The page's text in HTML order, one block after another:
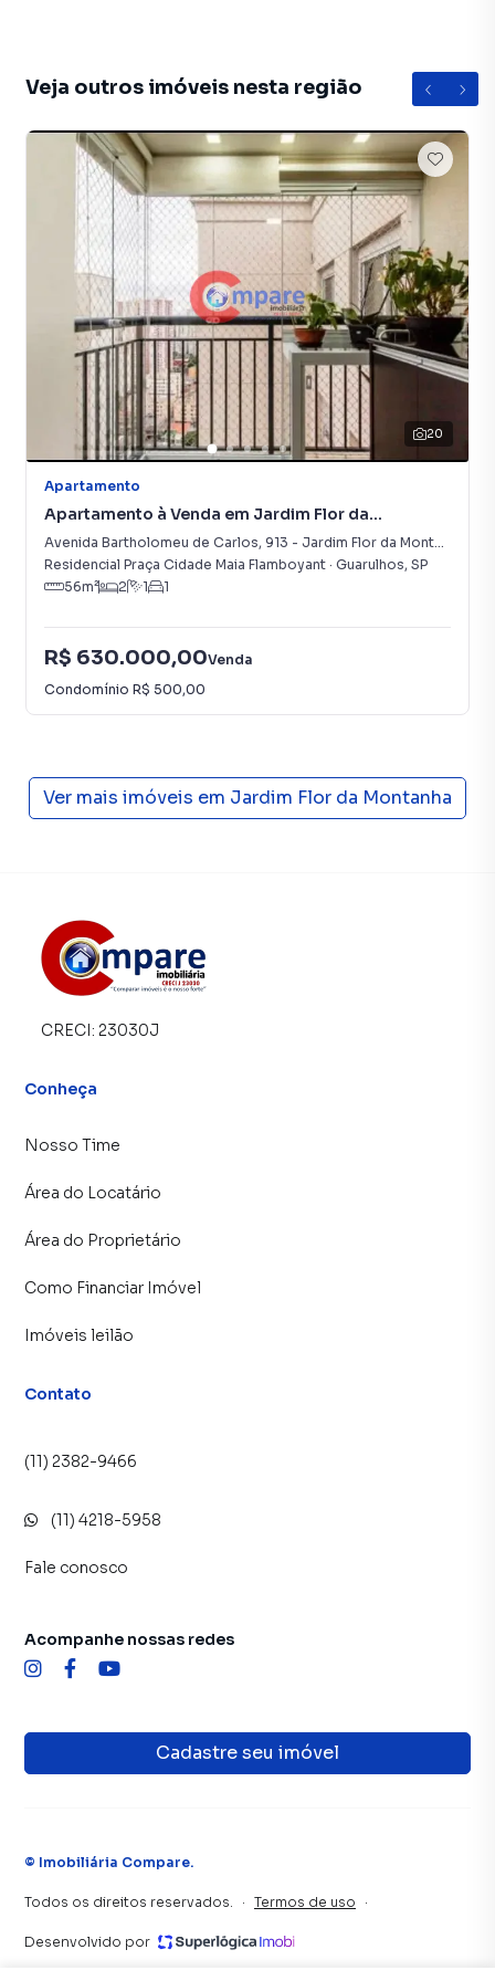
seu imóvel muito mais rápido do que em imobiliárias
tradicionais. Já vendemos e locamos diversos imóveis em
Isso porque temos uma equipe de marketing digital focada
em produzir campanhas específicas para Guarulhos, o que
aumenta muito o número de contatos interessados e
tendo como consequência uma maior chance de vender ou
alugar seu imóvel mais rápido. Contamos também com um
time de programadores, corretores treinados e uma
central de atendimento preparada para atender
proprietários e inquilinos.
Veja outros imóveis nesta região
20
Apartamento
Apartamento à Venda em Jardim Flor da
Montanha
Avenida Bartholomeu de Carlos, 913 - Jardim Flor da Montanha
Residencial Praça Cidade Maia Flamboyant · Guarulhos, SP
56m² 2 1 1
R$ 630.000,00Venda
Condomínio R$ 500,00
Ver mais imóveis em Jardim Flor da Montanha
CRECI: 23030J
Conheça
Nosso Time
Área do Locatário
Área do Proprietário
Como Financiar Imóvel
Imóveis leilão
Contato
(11) 2382-9466
(11) 4218-5958
Fale conosco
Cadastre seu imóvel
Acompanhe nossas redes
© Imobiliária Compare.
Todos os direitos reservados. · Termos de uso ·
Desenvolvido por